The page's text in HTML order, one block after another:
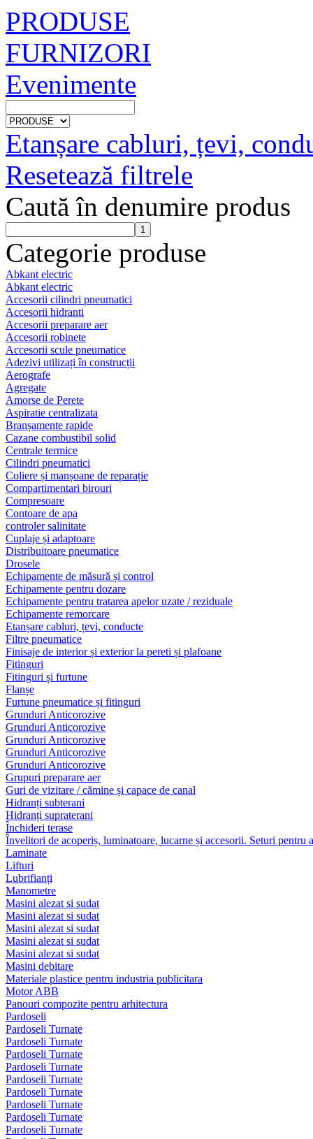
PRODUSE
FURNIZORI
Evenimente
Etanșare cabluri, țevi,
Resetează filtrele
Caută în denumire produs
Categorie produse
Abkant electric
Abkant electric
Accesorii cilindri pneumatici
Accesorii hidranti
Accesorii preparare aer
Accesorii robinete
Accesorii scule pneumatice
Adezivi utilizați în construcții
Aerografe
Agregate
Amorse de Perete
Aspiratie centralizata
Branșamente rapide
Cazane combustibil solid
Centrale termice
Cilindri pneumatici
Coliere și manșoane de reparație
Compartimentari birouri
Compresoare
Contoare de apa
controler salinitate
Cuplaje și adaptoare
Distribuitoare pneumatice
Drosele
Echipamente de măsură și control
Echipamente pentru dozare
Echipamente pentru tratarea apelor uzate / reziduale
Echipamente remorcare
Etanșare cabluri, țevi, conducte
Filtre pneumatice
Finisaje de interior și exterior la pereti și plafoane
Fitinguri
Fitinguri și furtune
Flanșe
Furtune pneumatice și fitinguri
Grunduri Anticorozive
Grunduri Anticorozive
Grunduri Anticorozive
Grunduri Anticorozive
Grunduri Anticorozive
Grupuri preparare aer
Guri de vizitare / cămine și capace de canal
Hidranți subterani
Hidranți supraterani
Închideri terase
Învelitori de acoperiș, luminatoare, lucarne și accesorii. Seturi pentru
Laminate
Lifturi
Lubrifianți
Manometre
Masini alezat si sudat
Masini alezat si sudat
Masini alezat si sudat
Masini alezat si sudat
Masini alezat si sudat
Masini debitare
Materiale plastice pentru industria publicitara
Motor ABB
Panouri compozite pentru arhitectura
Pardoseli
Pardoseli Turnate
Pardoseli Turnate
Pardoseli Turnate
Pardoseli Turnate
Pardoseli Turnate
Pardoseli Turnate
Pardoseli Turnate
Pardoseli Turnate
Pardoseli Turnate